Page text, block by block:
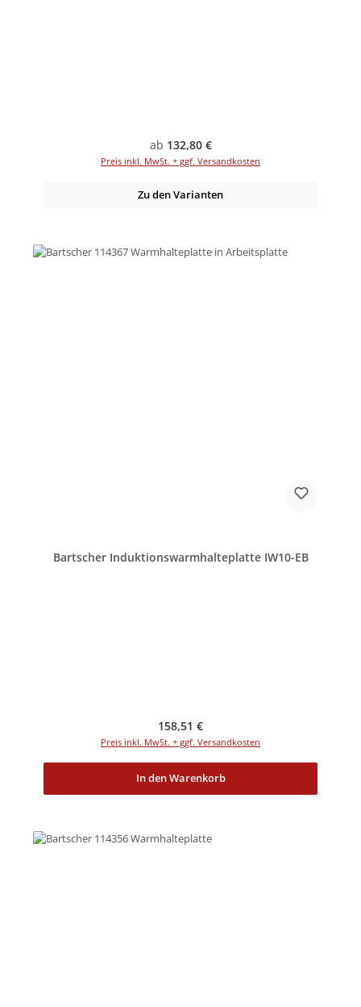
Regulärer Preis:
ab 132,80 €
Preis inkl. MwSt. + ggf. Versandkosten
Zu den Varianten
Bartscher Induktionswarmhalteplatte IW10-EB
Regulärer Preis:
158,51 €
Preis inkl. MwSt. + ggf. Versandkosten
In den Warenkorb